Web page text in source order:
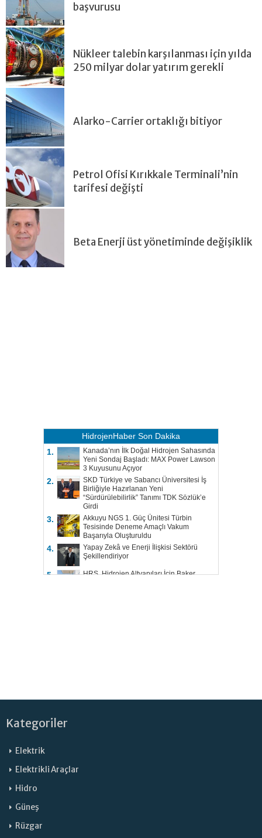
başvurusu
Nükleer talebin karşılanması için yılda
250 milyar dolar yatırım gerekli
Alarko-Carrier ortaklığı bitiyor
Petrol Ofisi Kırıkkale Terminali’nin
tarifesi değişti
Beta Enerji üst yönetiminde değişiklik
HidrojenHaber Son Dakika
1.
Kanada’nın İlk Doğal Hidrojen Sahasında
Yeni Sondaj Başladı: MAX Power Lawson
3 Kuyusunu Açıyor
2.
SKD Türkiye ve Sabancı Üniversitesi İş
Birliğiyle Hazırlanan Yeni
“Sürdürülebilirlik” Tanımı TDK Sözlük’e
Girdi
3.
Akkuyu NGS 1. Güç Ünitesi Türbin
Tesisinde Deneme Amaçlı Vakum
Başarıyla Oluşturuldu
4.
Yapay Zekâ ve Enerji İlişkisi Sektörü
Şekillendiriyor
5.
HRS, Hidrojen Altyapıları İçin Baker
Kategoriler
Elektrik
Elektrikli Araçlar
Hidro
Güneş
Rüzgar